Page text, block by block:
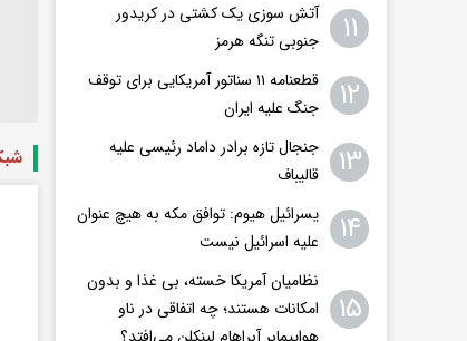
۱۱
آتش سوزی یک کشتی در کریدور
جنوبی تنگه هرمز
۱۲
قطعنامه ۱۱ سناتور آمریکایی برای توقف
جنگ علیه ایران
۱۳
جنجال تازه برادر داماد رئیسی علیه
قالیباف
۱۴
یسرائیل هیوم: توافق مکه به هیچ عنوان
علیه اسرائیل نیست
۱۵
نظامیان آمریکا خسته، بی غذا و بدون
امکانات هستند؛ چه اتفاقی در ناو